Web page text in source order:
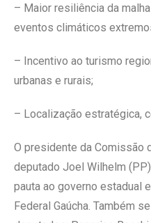
– Maior resiliência da
eventos climáticos
– Incentivo ao turismo
urbanas e rurais;
– Localização estratégica,
O presidente da Comissão
deputado Joel Wilhelm
pauta ao governo estadual
Federal Gaúcha. Também